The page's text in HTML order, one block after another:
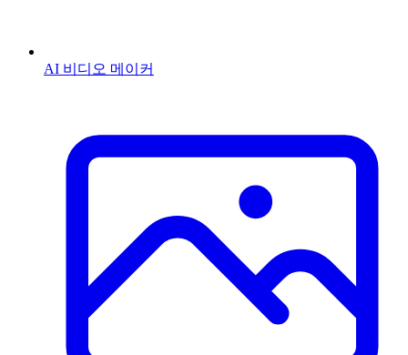
AI 비디오 메이커